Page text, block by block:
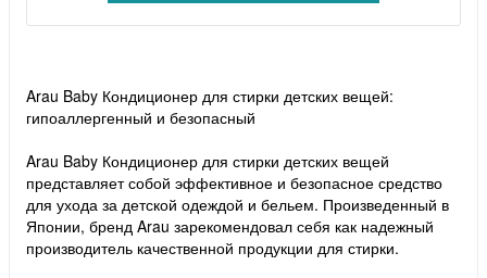
Arau Baby Кондиционер для стирки детских вещей:
гипоаллергенный и безопасный
Arau Baby Кондиционер для стирки детских вещей
представляет собой эффективное и безопасное средство
для ухода за детской одеждой и бельем. Произведенный в
Японии, бренд Arau зарекомендовал себя как надежный
производитель качественной продукции для стирки.